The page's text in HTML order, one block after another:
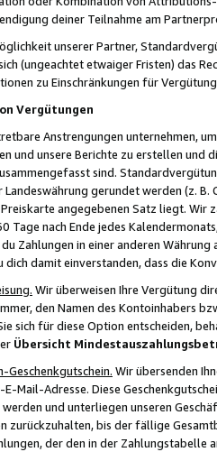
deiner Teilnahme am
unserer Partner,
(ungeachtet etwaiger Fristen) das
zu Einschränkungen für
Vergütungen
Anstrengungen unternehmen,
und unsere Berichte zu erstellen und
sind.
Landeswährung gerundet werden (z.
angegebenen Satz liegt.
Tage nach Ende jedes
Zahlungen in einer anderen
damit einverstanden, dass die
Wir überweisen Ihre Vergütung
den Namen des Kontoinhabers
sich für diese Option entscheiden,
Übersicht
Geschenkgutschein. Wir übersenden
Mail-Adresse. Diese
und unterliegen unseren
zurückzuhalten, bis der fällige
der den in der